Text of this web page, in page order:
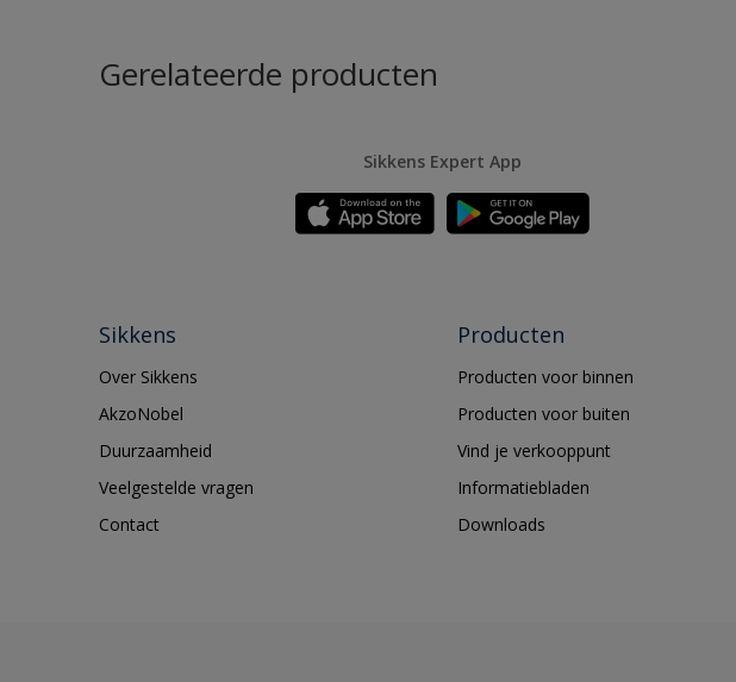
Gerelateerde producten
Sikkens Expert App
Sikkens
Over Sikkens
AkzoNobel
Duurzaamheid
Veelgestelde vragen
Contact
Producten
Producten voor binnen
Producten voor buiten
Vind je verkooppunt
Informatiebladen
Downloads